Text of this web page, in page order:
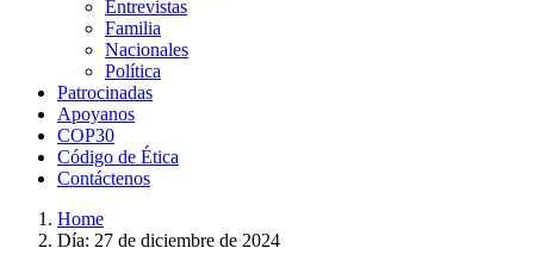
Entrevistas
Familia
Nacionales
Política
Patrocinadas
Apoyanos
COP30
Código de Ética
Contáctenos
Home
Día: 27 de diciembre de 2024